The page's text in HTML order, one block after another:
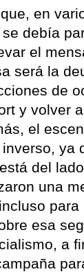
en
debía
el
será la
de
y volver
el
ya
del
una
para
esa
a